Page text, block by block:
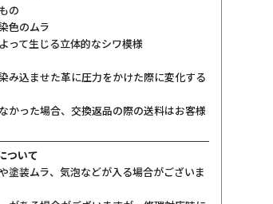
の
色のムラ
って生じる立体的なシワ模様
み込ませた革に圧力をかけた際に変化する
かった場合、交換返品の際の送料はお客様
ついて
塗装ムラ、気泡などが入る場合がございま